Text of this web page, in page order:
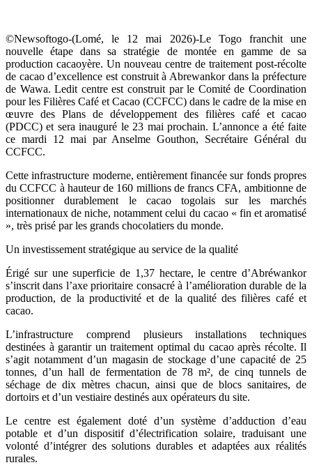
©Newsoftogo-(Lomé, le 12 mai 2026)-Le Togo franchit une
nouvelle étape dans sa stratégie de montée en gamme de sa
production cacaoyère. Un nouveau centre de traitement post-récolte
de cacao d’excellence est construit à Abrewankor dans la préfecture
de Wawa. Ledit centre est construit par le Comité de Coordination
pour les Filières Café et Cacao (CCFCC) dans le cadre de la mise en
œuvre des Plans de développement des filières café et cacao
(PDCC) et sera inauguré le 23 mai prochain. L’annonce a été faite
ce mardi 12 mai par Anselme Gouthon, Secrétaire Général du
CCFCC.
Cette infrastructure moderne, entièrement financée sur fonds propres
du CCFCC à hauteur de 160 millions de francs CFA, ambitionne de
positionner durablement le cacao togolais sur les marchés
internationaux de niche, notamment celui du cacao « fin et aromatisé
», très prisé par les grands chocolatiers du monde.
Un investissement stratégique au service de la qualité
Érigé sur une superficie de 1,37 hectare, le centre d’Abréwankor
s’inscrit dans l’axe prioritaire consacré à l’amélioration durable de la
production, de la productivité et de la qualité des filières café et
cacao.
L’infrastructure comprend plusieurs installations techniques
destinées à garantir un traitement optimal du cacao après récolte. Il
s’agit notamment d’un magasin de stockage d’une capacité de 25
tonnes, d’un hall de fermentation de 78 m², de cinq tunnels de
séchage de dix mètres chacun, ainsi que de blocs sanitaires, de
dortoirs et d’un vestiaire destinés aux opérateurs du site.
Le centre est également doté d’un système d’adduction d’eau
potable et d’un dispositif d’électrification solaire, traduisant une
volonté d’intégrer des solutions durables et adaptées aux réalités
rurales.